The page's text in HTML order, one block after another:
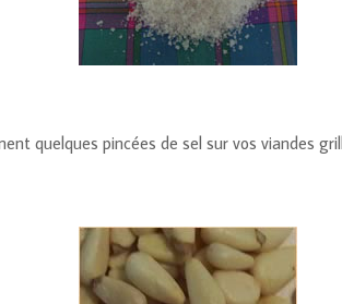
quelques pincées de sel sur vos viandes